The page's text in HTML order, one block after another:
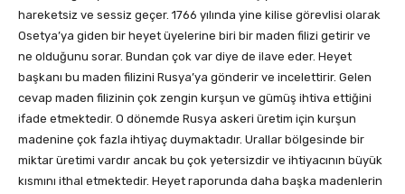
hareketsiz ve sessiz geçer. 1766 yılında yine kilise görevlisi olarak
Osetya’ya giden bir heyet üyelerine biri bir maden filizi getirir ve
ne olduğunu sorar. Bundan çok var diye de ilave eder. Heyet
başkanı bu maden filizini Rusya’ya gönderir ve incelettirir. Gelen
cevap maden filizinin çok zengin kurşun ve gümüş ihtiva ettiğini
ifade etmektedir. O dönemde Rusya askeri üretim için kurşun
madenine çok fazla ihtiyaç duymaktadır. Urallar bölgesinde bir
miktar üretimi vardır ancak bu çok yetersizdir ve ihtiyacının büyük
kısmını ithal etmektedir. Heyet raporunda daha başka madenlerin